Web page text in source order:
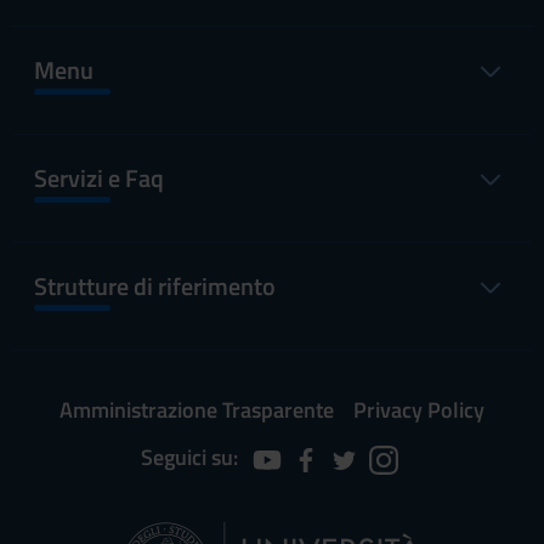
Menu
Servizi e Faq
Strutture di riferimento
Amministrazione Trasparente
Privacy Policy
Seguici su: